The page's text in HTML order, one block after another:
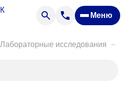
Меню
Лабораторные исследования